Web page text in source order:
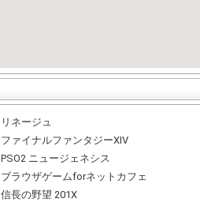
リネージュ
ファイナルファンタジーXIV
PSO2 ニュージェネシス
ブラウザゲームforネットカフェ
信長の野望 201X